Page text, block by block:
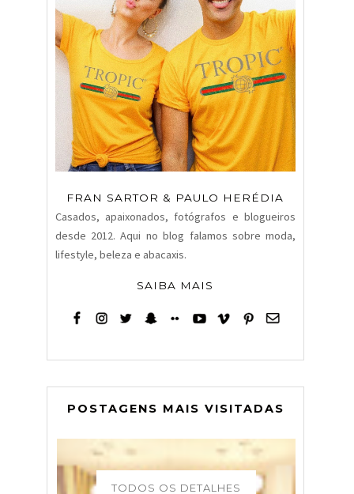
FRAN SARTOR & PAULO HERÉDIA
Casados, apaixonados, fotógrafos e blogueiros
desde 2012. Aqui no blog falamos sobre moda,
lifestyle, beleza e abacaxis.
SAIBA MAIS
POSTAGENS MAIS VISITADAS
TODOS OS DETALHES